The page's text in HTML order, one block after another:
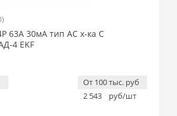
63А 30мА тип АС х-ка C
4 EKF
От 100 тыс. руб
2 543
руб/шт